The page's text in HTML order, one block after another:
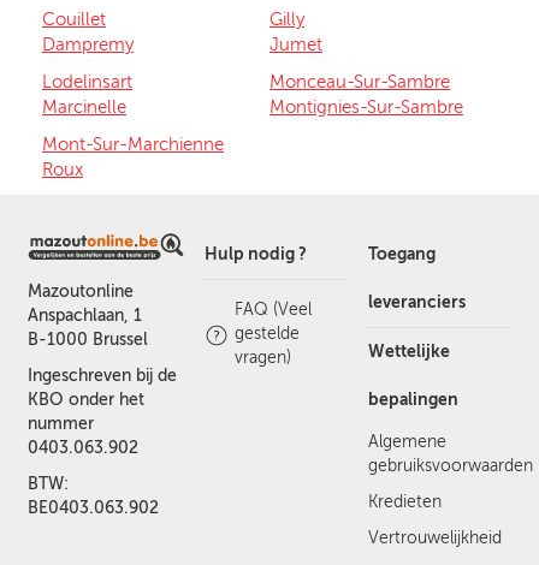
Couillet
Dampremy
Gilly
Jumet
Lodelinsart
Marcinelle
Monceau-Sur-Sambre
Montignies-Sur-Sambre
Mont-Sur-Marchienne
Roux
Mazoutonline
Anspachlaan, 1
B-1000 Brussel
Ingeschreven bij de
KBO onder het
nummer
0403.063.902
BTW:
BE0403.063.902
Hulp nodig ?
FAQ (Veel
gestelde
vragen)
Toegang
leveranciers
Wettelijke
bepalingen
Algemene
gebruiksvoorwaarden
Kredieten
Vertrouwelijkheid